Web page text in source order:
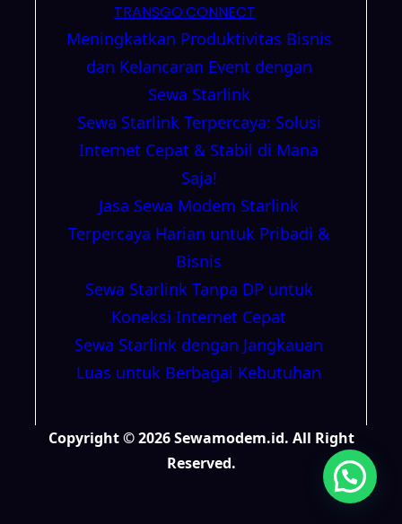
TRANSGO.CONNECT
Meningkatkan Produktivitas Bisnis
dan Kelancaran Event dengan
Sewa Starlink
Sewa Starlink Terpercaya: Solusi
Internet Cepat & Stabil di Mana
Saja!
Jasa Sewa Modem Starlink
Terpercaya Harian untuk Pribadi &
Bisnis
Sewa Starlink Tanpa DP untuk
Koneksi Internet Cepat
Sewa Starlink dengan Jangkauan
Luas untuk Berbagai Kebutuhan
Copyright © 2026 Sewamodem.id. All Right
Reserved.